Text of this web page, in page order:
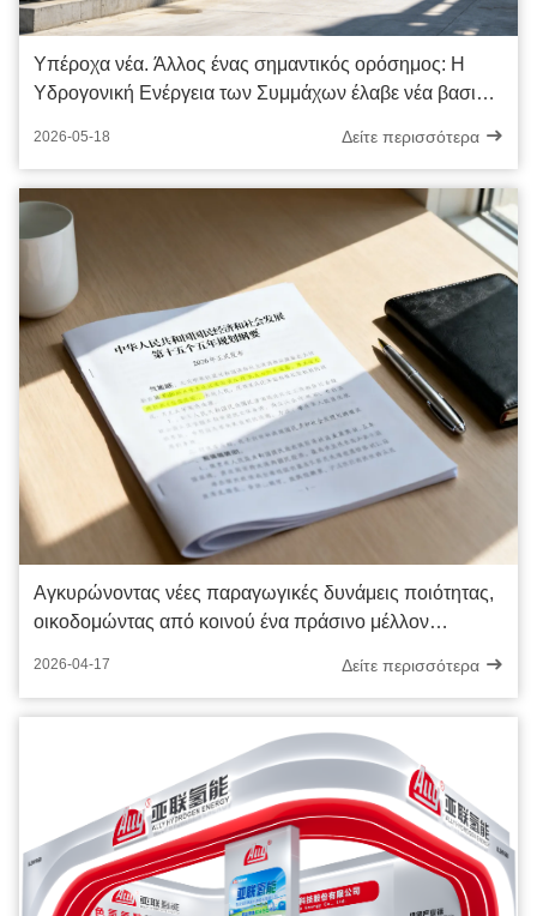
Υπέροχα νέα. Άλλος ένας σημαντικός ορόσημος: Η
Υδρογονική Ενέργεια των Συμμάχων έλαβε νέα βασική
2026-05-18 Δείτε περισσότερα
Αγκυρώνοντας νέες παραγωγικές δυνάμεις ποιότητας,
οικοδομώντας από κοινού ένα πράσινο μέλλον
2026-04-17 Δείτε περισσότερα